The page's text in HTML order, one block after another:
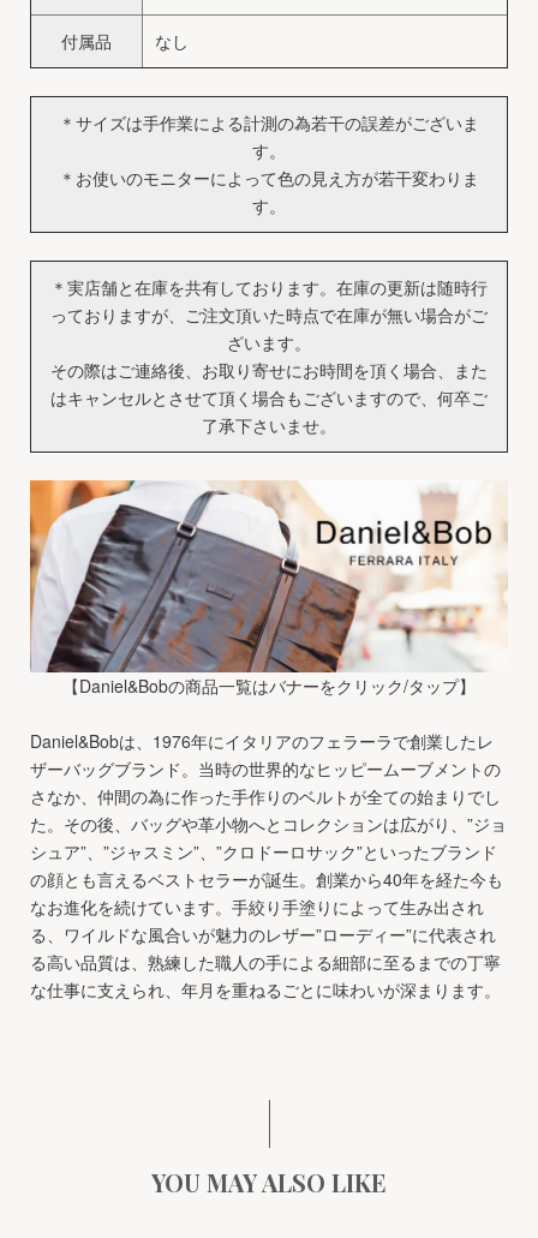
付属品 なし
＊サイズは手作業による計測の為若干の誤差がございま
す。
＊お使いのモニターによって色の見え方が若干変わりま
す。
＊実店舗と在庫を共有しております。在庫の更新は随時行
っておりますが、ご注文頂いた時点で在庫が無い場合がご
ざいます。
その際はご連絡後、お取り寄せにお時間を頂く場合、また
はキャンセルとさせて頂く場合もございますので、何卒ご
了承下さいませ。
【Daniel&Bobの商品一覧はバナーをクリック/タップ】
Daniel&Bobは、1976年にイタリアのフェラーラで創業したレ
ザーバッグブランド。当時の世界的なヒッピームーブメントの
さなか、仲間の為に作った手作りのベルトが全ての始まりでし
た。その後、バッグや革小物へとコレクションは広がり、”ジョ
シュア”、”ジャスミン”、”クロドーロサック”といったブランド
の顔とも言えるベストセラーが誕生。創業から40年を経た今も
なお進化を続けています。手絞り手塗りによって生み出され
る、ワイルドな風合いが魅力のレザー”ローディー”に代表され
る高い品質は、熟練した職人の手による細部に至るまでの丁寧
な仕事に支えられ、年月を重ねるごとに味わいが深まります。
YOU MAY ALSO LIKE